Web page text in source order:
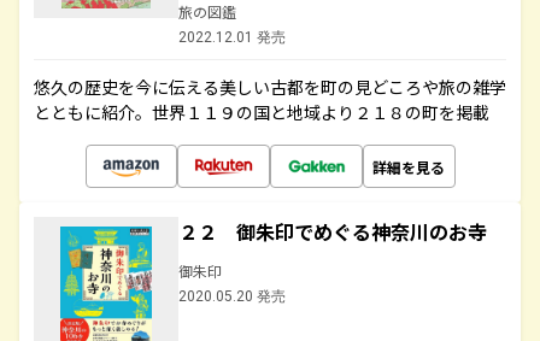
旅の図鑑
2022.12.01 発売
悠久の歴史を今に伝える美しい古都を町の見どころや旅の雑学
とともに紹介。世界１１９の国と地域より２１８の町を掲載
詳細を見る
２２ 御朱印でめぐる神奈川のお寺
御朱印
2020.05.20 発売